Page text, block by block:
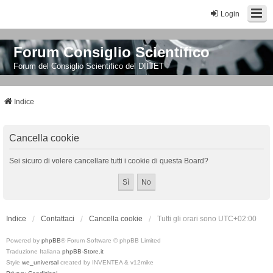
Login
Forum Consiglio Scientifico
Forum del Consiglio Scientifico del DIITET
Indice
Cancella cookie
Sei sicuro di volere cancellare tutti i cookie di questa Board?
Indice Contattaci Cancella cookie Tutti gli orari sono UTC+02:00
Powered by phpBB® Forum Software © phpBB Limited
Traduzione Italiana phpBB-Store.it
Style we_universal created by INVENTEA & v12mike